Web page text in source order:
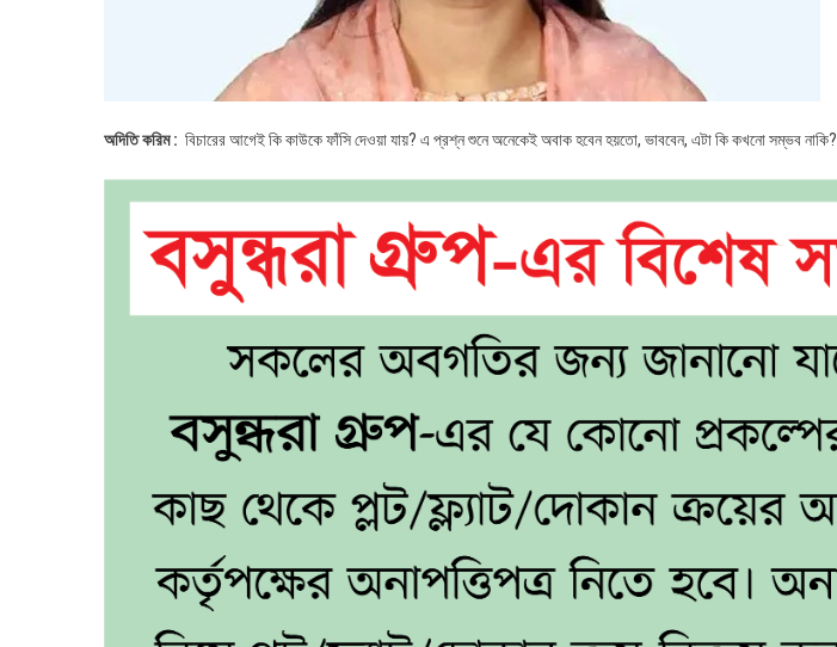
অদিতি করিম : বিচারের আগেই কি কাউকে ফাঁসি দেওয়া যায়? এ প্রশ্ন শুনে অনেকেই অবাক হবেন হয়তো, ভাববেন, এটা কি কখনো সম্ভব নাকি?